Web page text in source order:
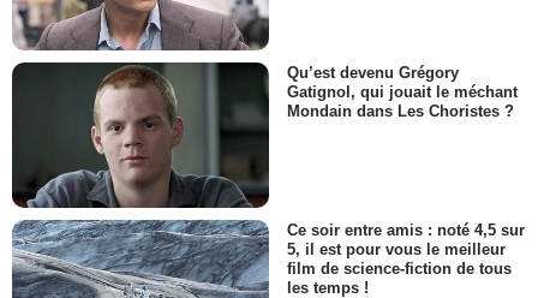
Qu’est devenu Grégory
Gatignol, qui jouait le méchant
Mondain dans Les Choristes ?
Ce soir entre amis : noté 4,5 sur
5, il est pour vous le meilleur
film de science-fiction de tous
les temps !